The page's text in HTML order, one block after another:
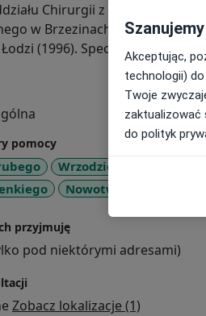
Chirurgii z pododdziałem
w Brzezinach. Doktor nauk
(1996). Specjalista chirurgii
pomocy
Wrzodziejące zapalenie
Nowotwory
przyjmuję
pod niektórymi adresami)
Zobacz lokalizacje (1)
Akceptując,
technologii)
Twoje
zaktualizować
do polityk